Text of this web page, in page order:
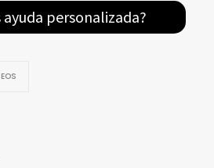
ayuda personalizada?